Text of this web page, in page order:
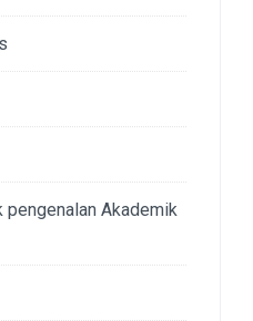
pengenalan Akademik